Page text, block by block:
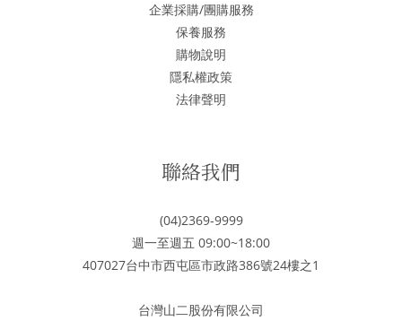
企業採購/團購服務
保養服務
購物說明
隱私權政策
法律聲明
聯絡我們
(04)2369-9999
週一至週五 09:00~18:00
407027台中市西屯區市政路386號24樓之1
台灣山二股份有限公司